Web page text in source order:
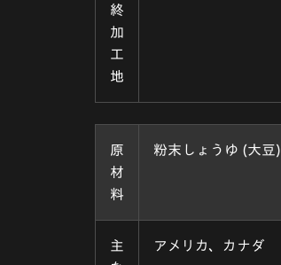
終
加
工
地
原
材
料
粉末しょうゆ (大豆)
主
アメリカ、カナダ